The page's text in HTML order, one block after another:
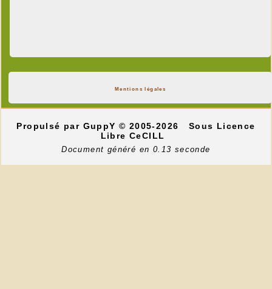
Mentions légales
Propulsé par GuppY© 2005-2026
Sous Licence
Libre CeCILL
Document généré en 0.13 seconde